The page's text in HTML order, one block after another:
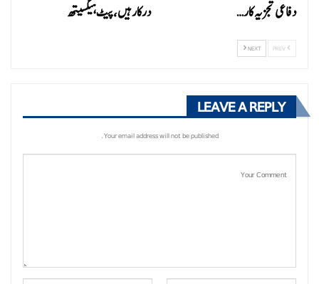
درکارہیں،پیٹ ہیگسیتھ
دفاعی تجزیہ کار…
NEXT
LEAVE A REPLY
Your email address will not be published.